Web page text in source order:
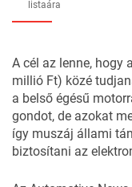
listaára
A cél az lenne, hogy
millió Ft) közé
a belső égésű
gondot, de azokat
így muszáj állami
biztosítani az